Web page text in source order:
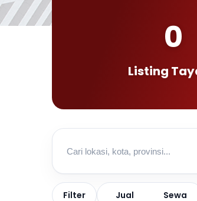
0
Listing
Filter Jual Sewa